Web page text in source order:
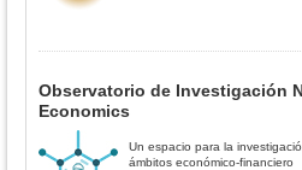
Observatorio de Investigación
Economics
Un espacio para la
ámbitos económico-financiero